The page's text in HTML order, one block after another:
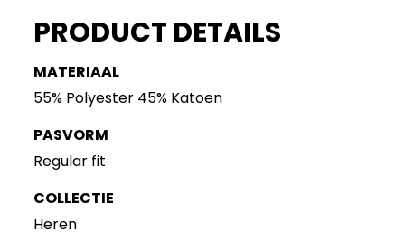
PRODUCT DETAILS
MATERIAAL
55% Polyester 45% Katoen
PASVORM
Regular fit
COLLECTIE
Heren